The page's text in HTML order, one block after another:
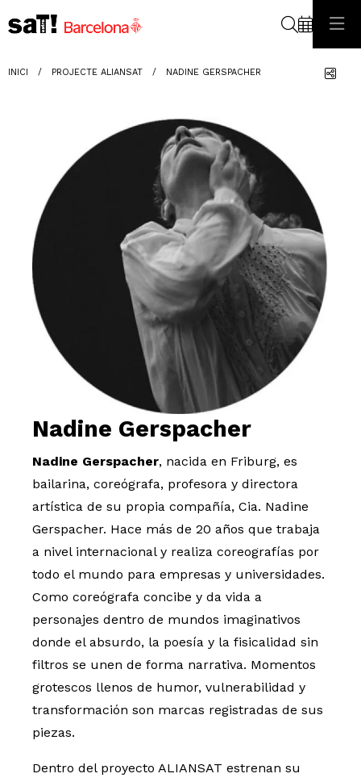
INICI PROJECTE ALIANSAT NADINE GERSPACHER
Diapositiva 1 de 1
Nadine Gerspacher
Nadine Gerspacher, nacida en Friburg, es
bailarina, coreógrafa, profesora y directora
artística de su propia compañía, Cia. Nadine
Gerspacher. Hace más de 20 años que trabaja
a nivel internacional y realiza coreografías por
todo el mundo para empresas y universidades.
Como coreógrafa concibe y da vida a
personajes dentro de mundos imaginativos
donde el absurdo, la poesía y la fisicalidad sin
filtros se unen de forma narrativa. Momentos
grotescos llenos de humor, vulnerabilidad y
transformación son marcas registradas de sus
piezas.
Dentro del proyecto ALIANSAT estrenan su